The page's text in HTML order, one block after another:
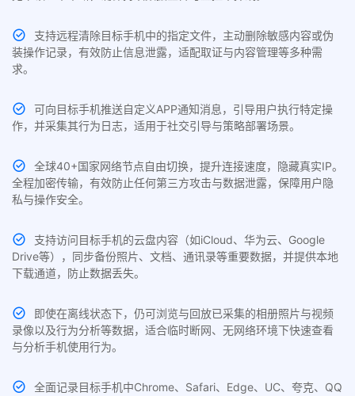
支持远程清除目标手机中的指定文件，主动删除敏感内容或伪
装操作记录，有效防止信息泄露，适配取证与内容管理等多种需
求。
可向目标手机推送自定义APP通知消息，引导用户执行特定操
作，并采集其行为日志，适用于社交引导与策略部署场景。
全球40+国家网络节点自由切换，提升连接速度，隐藏真实IP。
全程加密传输，有效防止任何第三方攻击与数据泄露，保障用户隐
私与操作安全。
支持访问目标手机的云盘内容（如iCloud、华为云、Google
Drive等），同步备份照片、文档、通讯录等重要数据，并提供本地
下载通道，防止数据丢失。
即使在离线状态下，仍可浏览与回放已采集的相册照片与视频
录像以及行为分析等数据，适合临时断网、无网络环境下快速查看
与分析手机使用行为。
全面记录目标手机中Chrome、Safari、Edge、UC、夸克、QQ